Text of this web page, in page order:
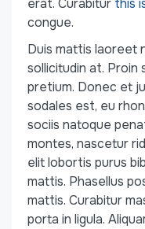
erat. Curabitur this
congue.
Duis mattis laoreet
sollicitudin at. Proin
pretium. Donec et
sodales est, eu
sociis natoque
montes, nascetur
elit lobortis purus
mattis. Phasellus
mattis. Curabitur
porta in ligula.